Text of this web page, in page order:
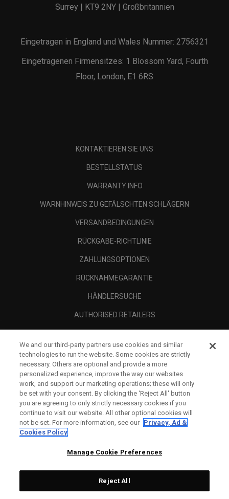
Surrey | KT9 2NY | Großbritannien
Eingetragen in England und Wales Nummer: 2756321
Eingetragenen Firmensitzes: 1 Blossom Yard, Fourth
Floor, London, E1 6RS
KONTAKTIEREN SIE UNS
BESTELLSTATUS
WARRANTY INFO
WARNHINWEIS ZU GEFÄLSCHTEN SCHLÄGERN
VERSANDBEDINGUNGEN
RÜCKGABE-RICHTLINIE
ZAHLUNGSOPTIONEN
RÜCKNAHMEGARANTIE
HÄNDLERSUCHE
AUTHORISED RETAILERS
UNTERNEHMENSPROFIL
RECHTLICHES-
We and our third-party partners use cookies and similar
technologies to run the website. Some cookies are strictly
necessary. Others are optional and provide a more
personalized experience, improve the way our websites
work, and support our marketing operations; these will only
be set with your consent. By clicking the ‘Reject All' button
you are agreeing to only strictly necessary cookies if you
continue to visit our website. All other optional cookies will
not be set. For more information, see our Privacy, Ad &
Cookies Policy
Manage Cookie Preferences
Reject All